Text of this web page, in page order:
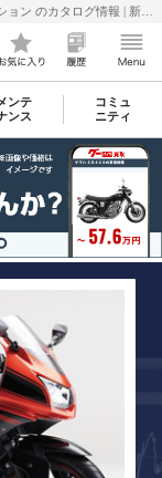
メンテ
ンス
コミュ
ニティ